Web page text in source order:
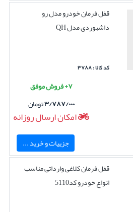
قفل فرمان خودرو مدل رو
داشبوردی مدل QH
کد کالا : ۳۷۸۸
۷+ فروش موفق
۳/۷۸۷/۰۰۰تومان
امکان ارسال روزانه
جزییات و خرید ...
قفل فرمان کلاغی وارداتی مناسب
انواع خودرو کد5110